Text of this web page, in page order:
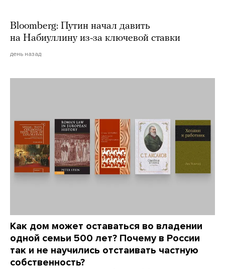
Bloomberg: Путин начал давить
на Набиуллину из-за ключевой ставки
день назад
Как дом может оставаться во владении
одной семьи 500 лет? Почему в России
так и не научились отстаивать частную
собственность?